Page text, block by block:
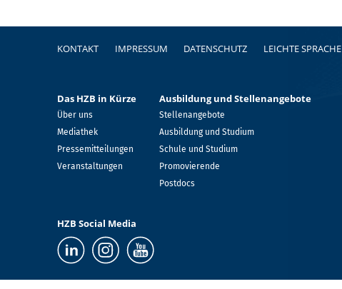
KONTAKT IMPRESSUM DATENSCHUTZ LEICHTE SPRACHE
Das HZB in Kürze
Über uns
Mediathek
Pressemitteilungen
Veranstaltungen
Ausbildung und Stellenangebote
Stellenangebote
Ausbildung und Studium
Schule und Studium
Promovierende
Postdocs
HZB Social Media